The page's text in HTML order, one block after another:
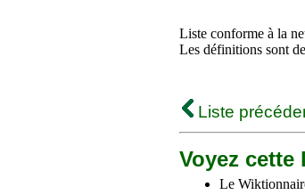
Liste conforme à la
Les définitions sont
Liste
Voyez cette
Le